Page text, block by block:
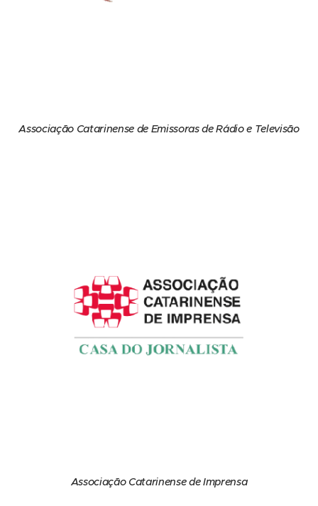
Associação Catarinense de Emissoras de Rádio e Televisão
Associação Catarinense de Imprensa